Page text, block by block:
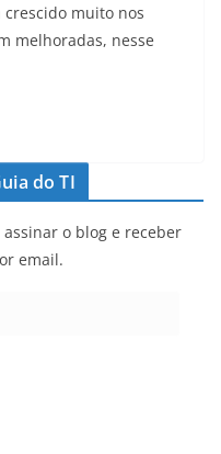
muito nos
melhoradas, nesse
do TI
o blog e receber
email.